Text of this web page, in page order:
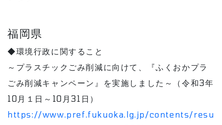
福岡県
◆環境行政に関すること
～プラスチックごみ削減に向けて、『ふくおかプラ
ごみ削減キャンペーン』を実施しました～（令和3年
10月１日～10月31日）
https://www.pref.fukuoka.lg.jp/contents/resu